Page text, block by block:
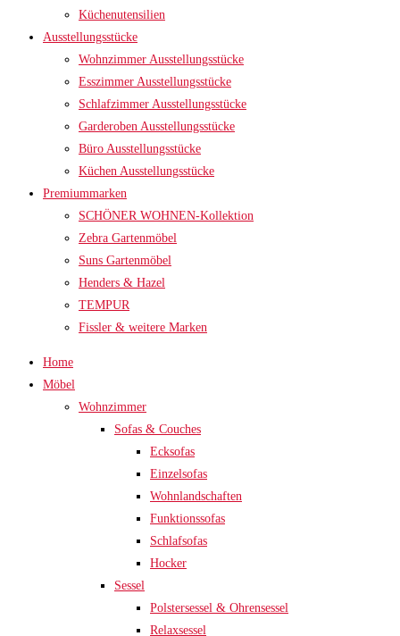
Küchenutensilien
Ausstellungsstücke
Wohnzimmer Ausstellungsstücke
Esszimmer Ausstellungsstücke
Schlafzimmer Ausstellungsstücke
Garderoben Ausstellungsstücke
Büro Ausstellungsstücke
Küchen Ausstellungsstücke
Premiummarken
SCHÖNER WOHNEN-Kollektion
Zebra Gartenmöbel
Suns Gartenmöbel
Henders & Hazel
TEMPUR
Fissler & weitere Marken
Home
Möbel
Wohnzimmer
Sofas & Couches
Ecksofas
Einzelsofas
Wohnlandschaften
Funktionssofas
Schlafsofas
Hocker
Sessel
Polstersessel & Ohrensessel
Relaxsessel